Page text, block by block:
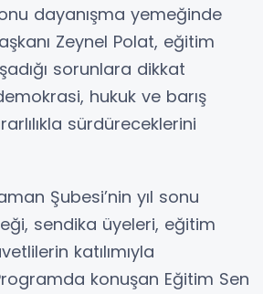
dayanışma yemeğinde
Zeynel Polat, eğitim
sorunlara dikkat
hukuk ve barış
sürdüreceklerini
Şubesi’nin yıl sonu
sendika üyeleri, eğitim
katılımıyla
konuşan Eğitim Sen